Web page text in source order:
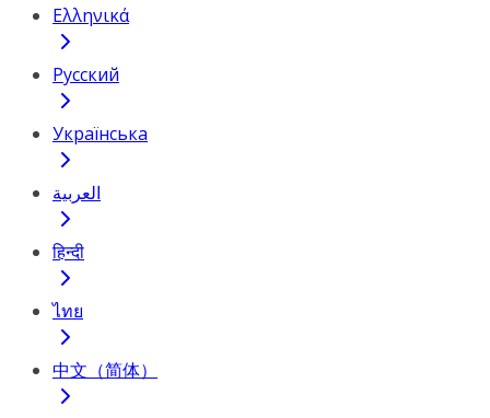
Ελληνικά
Русский
Українська
العربية
हिन्दी
ไทย
中文（简体）